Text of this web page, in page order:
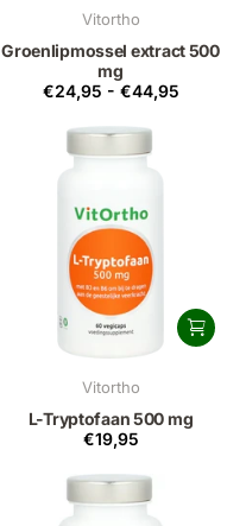
Vitortho
Groenlipmossel extract 500
mg
€24,95 - €44,95
Vitortho
L-Tryptofaan 500 mg
€19,95